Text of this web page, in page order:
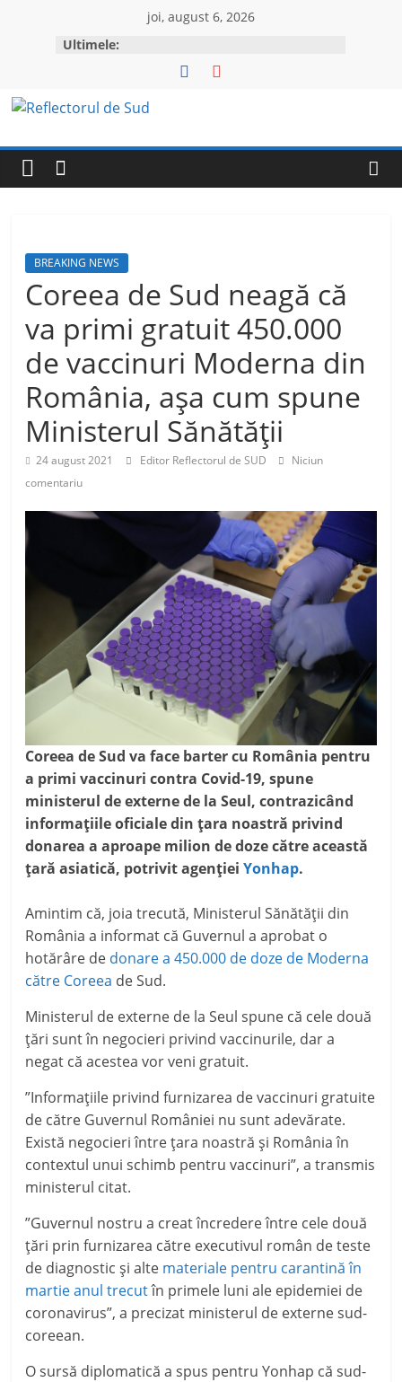
joi, august 6, 2026
Ultimele:
Reflectorul
de
BREAKING NEWS
Coreea de Sud neagă că
va primi gratuit 450.000
de vaccinuri Moderna din
România, așa cum spune
Ministerul Sănătății
24 august 2021 Editor Reflectorul de SUD
Niciun
comentariu
Coreea de Sud va face barter cu România pentru
a primi vaccinuri contra Covid-19, spune
ministerul de externe de la Seul, contrazicând
informațiile oficiale din țara noastră privind
donarea a aproape milion de doze către această
țară asiatică, potrivit agențieiYonhap.
Amintim că, joia trecută, Ministerul Sănătății din
România a informat că Guvernul a aprobat o
hotărâre de donare a 450.000 de doze de Moderna
către Coreea de Sud.
Ministerul de externe de la Seul spune că cele două
țări sunt în negocieri privind vaccinurile, dar a
negat că acestea vor veni gratuit.
”Informațiile privind furnizarea de vaccinuri gratuite
de către Guvernul României nu sunt adevărate.
Există negocieri între țara noastră și România în
contextul unui schimb pentru vaccinuri”, a transmis
ministerul citat.
”Guvernul nostru a creat încredere între cele două
țări prin furnizarea către executivul român de teste
de diagnostic și alte materiale pentru carantină în
martie anul trecutîn primele luni ale epidemiei de
coronavirus”, a precizat ministerul de externe sud-
coreean.
O sursă diplomatică a spus pentru Yonhap că sud-